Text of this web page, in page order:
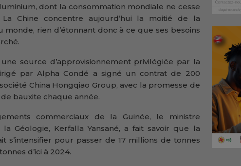
dont la consommation mondiale ne cesse
La Chine concentre aujourd’hui la moitié de la
monde, rien d’étonnant donc à ce que ses besoins
source d’approvisionnement privilégiée par la
par Alpha Condé a signé un contrat de 200
China Hongqiao Group, avec la promesse de
bauxite chaque année.
commerciaux de la Guinée, le ministre
Géologie, Kerfalla Yansané, a fait savoir que la
s’intensifier pour passer de 17 millions de tonnes
d’ici à 2024.